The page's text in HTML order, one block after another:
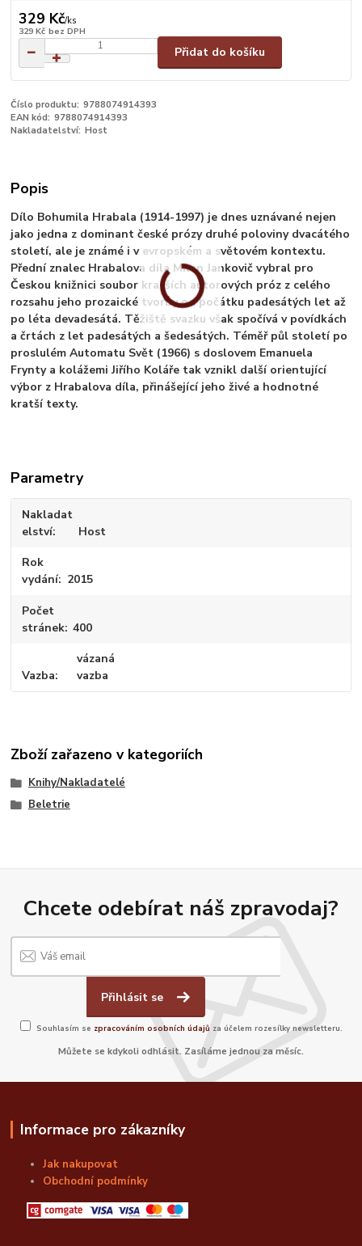
329 Kč/ks
329 Kč bez DPH
Přidat do košíku
Číslo produktu: 9788074914393
EAN kód: 9788074914393
Nakladatelství: Host
Popis
Dílo Bohumila Hrabala (1914-1997) je dnes uznávané nejen
jako jedna z dominant české prózy druhé poloviny dvacátého
století, ale je známé i v evropském a světovém kontextu.
Přední znalec Hrabalova díla Milan Jankovič vybral pro
Českou knižnici soubor kratších autorových próz z celého
rozsahu jeho prozaické tvorby od počátku padesátých let až
po léta devadesátá. Těžiště svazku však spočívá v povídkách
a črtách z let padesátých a šedesátých. Téměř půl století po
proslulém Automatu Svět (1966) s doslovem Emanuela
Frynty a kolážemi Jiřího Koláře tak vznikl další orientující
výbor z Hrabalova díla, přinášející jeho živé a hodnotné
kratší texty.
Parametry
Nakladat
elství
Host
Rok
vydání
2015
Počet
stránek 400
Vazba
vázaná
vazba
Zboží zařazeno v kategoriích
Knihy/Nakladatelé
Beletrie
Chcete odebírat náš zpravodaj?
Přihlásit se
Souhlasím se zpracováním osobních údajů za účelem rozesílky newsletteru.
Můžete se kdykoli odhlásit. Zasíláme jednou za měsíc.
Informace pro zákazníky
Jak nakupovat
Obchodní podmínky